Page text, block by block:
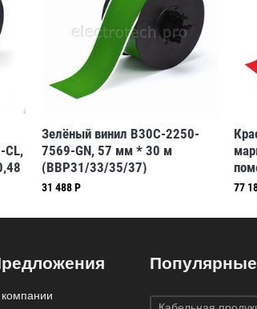
CL,
Зелёный винил B30C-2250-
7569-GN, 57 мм * 30 м
(BBP31/33/35/37)
31 488 Р 77